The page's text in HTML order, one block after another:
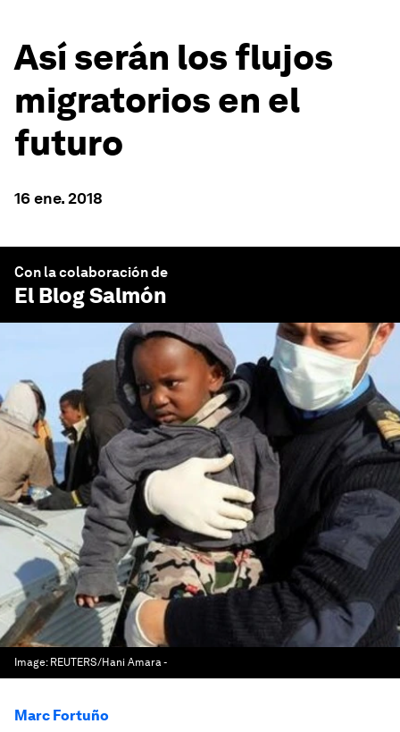
Así serán los flujos
migratorios en el
futuro
16 ene. 2018
Con la colaboración de
El Blog Salmón
Image: REUTERS/Hani Amara -
Marc Fortuño